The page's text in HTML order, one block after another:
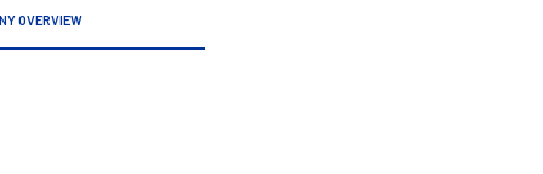
OVERVIEW